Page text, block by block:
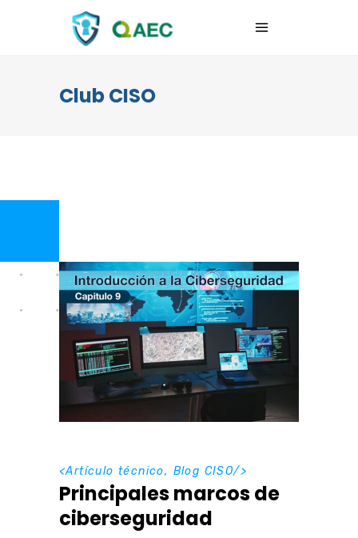
Club CISO
<Artículo técnico, Blog CISO/>
Principales marcos de
ciberseguridad